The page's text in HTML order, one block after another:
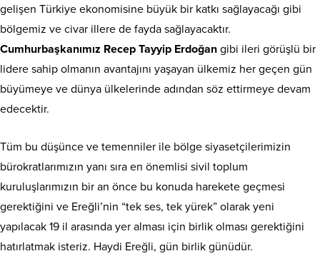
gelişen Türkiye ekonomisine büyük bir katkı sağlayacağı gibi
bölgemiz ve civar illere de fayda sağlayacaktır.
Cumhurbaşkanımız Recep Tayyip Erdoğan gibi ileri görüşlü bir
lidere sahip olmanın avantajını yaşayan ülkemiz her geçen gün
büyümeye ve dünya ülkelerinde adından söz ettirmeye devam
edecektir.
Tüm bu düşünce ve temenniler ile bölge siyasetçilerimizin
bürokratlarımızın yanı sıra en önemlisi sivil toplum
kuruluşlarımızın bir an önce bu konuda harekete geçmesi
gerektiğini ve Ereğli’nin “tek ses, tek yürek” olarak yeni
yapılacak 19 il arasında yer alması için birlik olması gerektiğini
hatırlatmak isteriz. Haydi Ereğli, gün birlik günüdür.